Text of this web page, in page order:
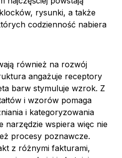
rysunki, a także
codzienność nabiera
również na rozwój
angażuje receptory
barw stymuluje wzrok. Z
i wzorów pomaga
i kategoryzowania
narzędzie wspiera więc nie
procesy poznawcze.
z różnymi fakturami,